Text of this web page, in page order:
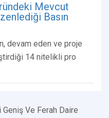
Mevcut
Basın
devam eden ve proje
14 nitelikli pro
Geniş Ve Ferah Daire